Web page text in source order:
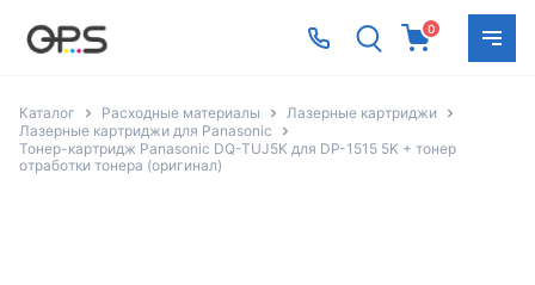
0
Каталог Расходные материалы
Лазерные картриджи
Лазерные картриджи для Panasonic
Тонер-картридж Panasonic DQ-TUJ5K для DP-1515 5K + тонер
отработки тонера (оригинал)